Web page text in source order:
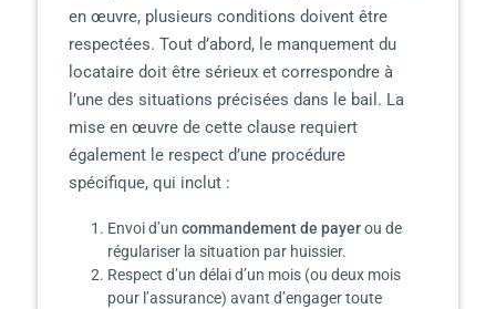
en œuvre, plusieurs conditions doivent être
respectées. Tout d’abord, le manquement du
locataire doit être sérieux et correspondre à
l’une des situations précisées dans le bail. La
mise en œuvre de cette clause requiert
également le respect d’une procédure
spécifique, qui inclut :
Envoi d’un commandement de payerou de
régulariser la situation par huissier.
Respect d’un délai d’un mois (ou deux mois
pour l’assurance) avant d’engager toute